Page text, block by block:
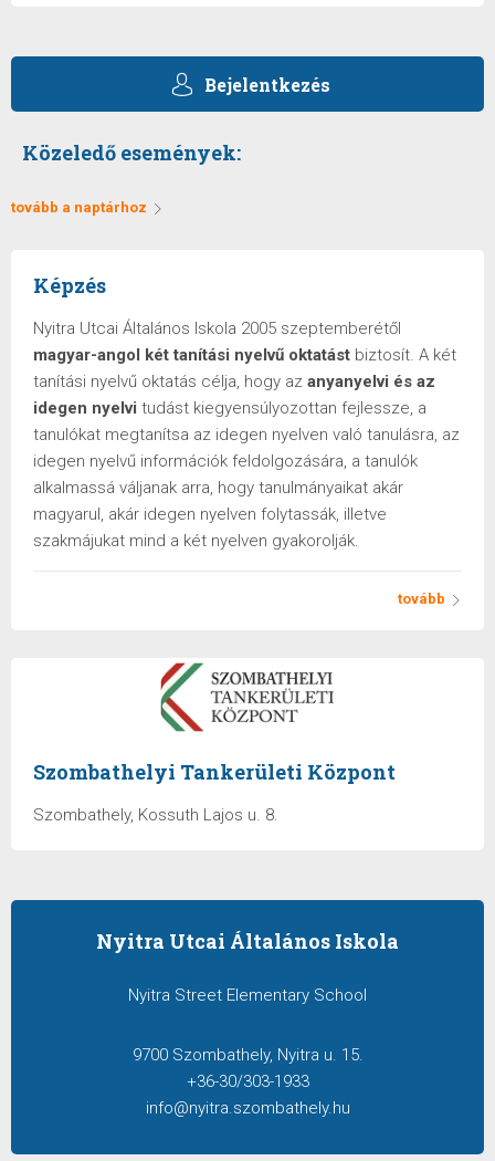
Bejelentkezés
Közeledő események:
tovább a naptárhoz
Képzés
Nyitra Utcai Általános Iskola 2005 szeptemberétől
magyar-angol két tanítási nyelvű oktatást biztosít. A két
tanítási nyelvű oktatás célja, hogy az anyanyelvi és az
idegen nyelvi tudást kiegyensúlyozottan fejlessze, a
tanulókat megtanítsa az idegen nyelven való tanulásra, az
idegen nyelvű információk feldolgozására, a tanulók
alkalmassá váljanak arra, hogy tanulmányaikat akár
magyarul, akár idegen nyelven folytassák, illetve
szakmájukat mind a két nyelven gyakorolják.
tovább
Szombathelyi Tankerületi Központ
Szombathely, Kossuth Lajos u. 8.
Nyitra Utcai Általános Iskola
Nyitra Street Elementary School
9700 Szombathely, Nyitra u. 15.
+36-30/303-1933
info@nyitra.szombathely.hu